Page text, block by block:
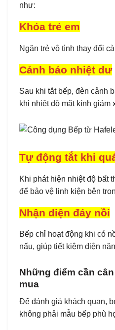
như:
Khóa trẻ em
Ngăn trẻ vô tình thay đổi
Cảnh báo nhiệt dư
Sau khi tắt bếp, đèn cảnh
khi nhiệt độ mặt kính giảm
Tự động tắt khi
Khi phát hiện nhiệt độ bất
để bảo vệ linh kiện bên
Nhận diện đáy nồi
Bếp chỉ hoạt động khi có
nấu, giúp tiết kiệm điện
Những điểm cần
mua
Để đánh giá khách quan,
không phải mẫu bếp phù